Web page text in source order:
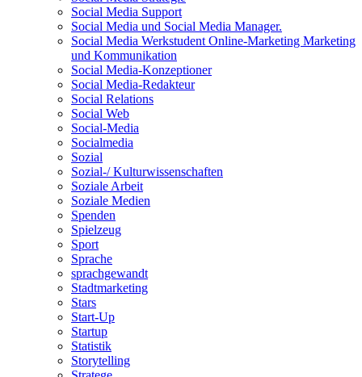
Social Media Support
Social Media und Social Media Manager.
Social Media Werkstudent Online-Marketing Marketing
und Kommunikation
Social Media-Konzeptioner
Social Media-Redakteur
Social Relations
Social Web
Social-Media
Socialmedia
Sozial
Sozial-/ Kulturwissenschaften
Soziale Arbeit
Soziale Medien
Spenden
Spielzeug
Sport
Sprache
sprachgewandt
Stadtmarketing
Stars
Start-Up
Startup
Statistik
Storytelling